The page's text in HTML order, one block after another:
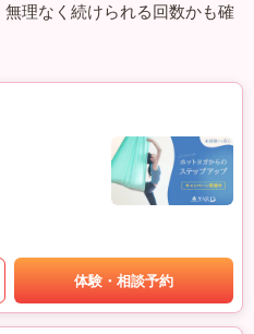
理なく続けられる回数かも確
体験・相談予約